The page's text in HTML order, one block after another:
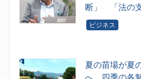
断」 「法の
ビジネス
夏の苗場が夏
へ 四季の各